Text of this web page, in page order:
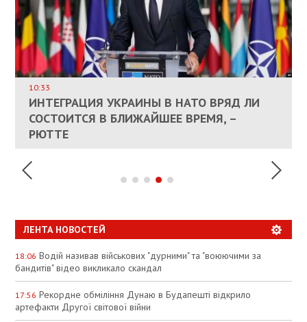
КАНДИДАТ В ПРЕМЬЕРЫ ПОЛЬШИ ПРИЗВАЛ
УКРАИНЕ
АНАЛІТИКИ JPMORGAN CHASE НАЗВАЛИ
В УКРАЇНІ
ВЛАСНИКАМ ЗРУЙНОВАНОГО ЖИТЛА
ДОЗВОЛИЛИ НЕ ПЛАТИТИ ЗА КОМУНАЛКУ
10:33
ИНТЕГРАЦИЯ УКРАИНЫ В НАТО ВРЯД ЛИ
СОСТОИТСЯ В БЛИЖАЙШЕЕ ВРЕМЯ, –
РЮТТЕ
ПАЛИВНИЙ РИНОК РОЗІГРІЛИ ШТУЧНО:
СПЕКУЛЯЦІЇ
ЛЕНТА НОВОСТЕЙ
18:06 Водій називав військових "дурними" та "воюючими за
бандитів" відео викликало скандал
17:56 Рекордне обміління Дунаю в Будапешті відкрило
артефакти Другої світової війни